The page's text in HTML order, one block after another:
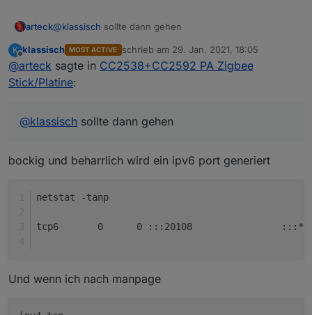
arteck@klassisch sollte dann gehen
K
Offline
klassisch MOST ACTIVE schrieb am 29. Jan. 2021, 18:05
zuletzt editiert von
@arteck sagte in CC2538+CC2592 PA Zigbee
Stick/Platine:
@klassisch sollte dann gehen
bockig und beharrlich wird ein ipv6 port generiert
netstat -tanp
tcp6       0      0 :::20108                :::*
Und wenn ich nach manpage